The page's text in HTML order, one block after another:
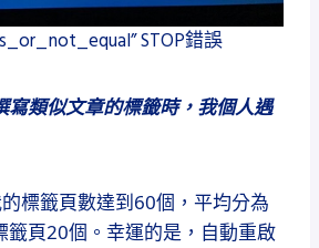
STOP錯誤
寫類似文章的標籤時，我個人遇
標籤頁數達到60個，平均分為
頁20個。 幸運的是，自動重啟